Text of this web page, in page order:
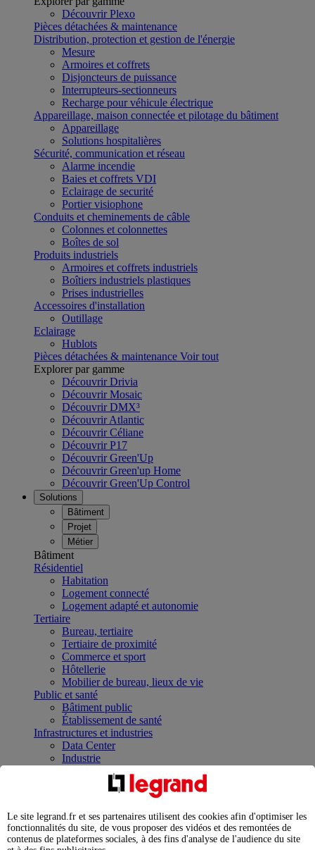
Découvrir Plexo
Pièces détachées & maintenance
Distribution, protection et gestion de l'énergie
Mesure
Armoires et coffrets
Disjoncteurs de puissance
Interrupteurs-sectionneurs
Recharge pour véhicule électrique
Appareillage, maison connectée et pilotage du bâtiment
Appareillage
Solutions hospitalières
Sécurité, communication et réseau
Alarme incendie
Baies et coffrets VDI
Eclairage de securité
Portier visiophone
Conduits et cheminements de câble
Colonnes et colonnettes
Boîtes de sol
Produits industriels
Armoires et coffrets industriels
Boîtiers industriels plastiques
Prises industrielles
Accessoires d'installation
Outillage
Eclairage
Hublots
Pièces détachées & maintenance Voir tout
Explorer par gamme
Découvrir Drivia
Découvrir Mosaic
Découvrir DMX³
Découvrir Atlantic
Découvrir Céliane
Découvrir P17
Découvrir Green'Up
Découvrir Green'up Home
Découvrir Green'Up Control
Solutions
Bâtiment
Projet
Métier
Bâtiment
Résidentiel
Habitation
Logement connecté
Logement adapté et autonomie
Tertiaire
Bureau, tertiaire
Tertiaire de proximité
Commerce et sport
Hôtellerie
Mobilier de bureau, lieux de vie
Public et santé
Bâtiment public
Établissement de santé
Infrastructures et industries
Data Center
Industrie
Infrastructures
Contrôler et planifier le fonctionnement des appareils
Répartir et optimiser son tableau électrique
Legrand Data Center Solutions : concentrer les
expertises au service de vos performances
Le site legrand.fr et ses partenaires utilisent des cookies afin d'optimiser les
fonctionnalités du site, de vous proposer des vidéos et des remontées de
contenus de plateformes sociales, à des fins d'analyse de l'audience du site